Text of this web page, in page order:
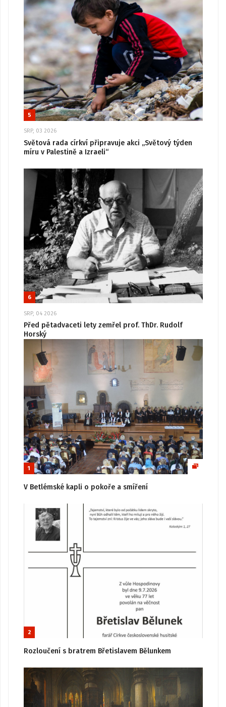
5
SRP, 03 2026
Světová rada církví připravuje akci „Světový týden
míru v Palestině a Izraeli“
6
SRP, 04 2026
Před pětadvaceti lety zemřel prof. ThDr. Rudolf
Horský
1
V Betlémské kapli o pokoře a smíření
2
Rozloučení s bratrem Břetislavem Bělunkem